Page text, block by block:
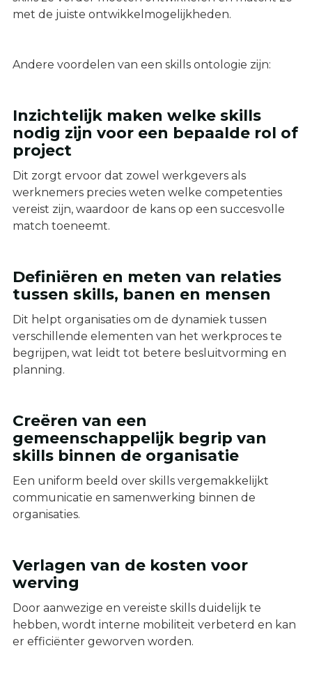
met de juiste ontwikkelmogelijkheden.
Andere voordelen van een skills ontologie zijn:
Inzichtelijk maken welke skills
nodig zijn voor een bepaalde rol of
project
Dit zorgt ervoor dat zowel werkgevers als
werknemers precies weten welke competenties
vereist zijn, waardoor de kans op een succesvolle
match toeneemt.
Definiëren en meten van relaties
tussen skills, banen en mensen
Dit helpt organisaties om de dynamiek tussen
verschillende elementen van het werkproces te
begrijpen, wat leidt tot betere besluitvorming en
planning.
Creëren van een
gemeenschappelijk begrip van
skills binnen de organisatie
Een uniform beeld over skills vergemakkelijkt
communicatie en samenwerking binnen de
organisaties.
Verlagen van de kosten voor
werving
Door aanwezige en vereiste skills duidelijk te
hebben, wordt interne mobiliteit verbeterd en kan
er efficiënter geworven worden.